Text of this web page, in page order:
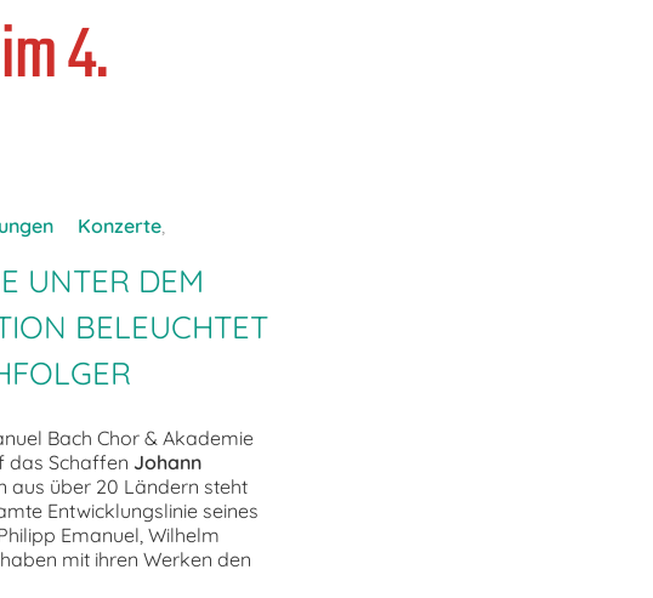
4.
Konzerte,
UNTER DEM
BELEUCHTET
Bach Chor & Akademie
das Schaffen Johann
aus über 20 Ländern steht
Entwicklungslinie seines
Emanuel, Wilhelm
mit ihren Werken den